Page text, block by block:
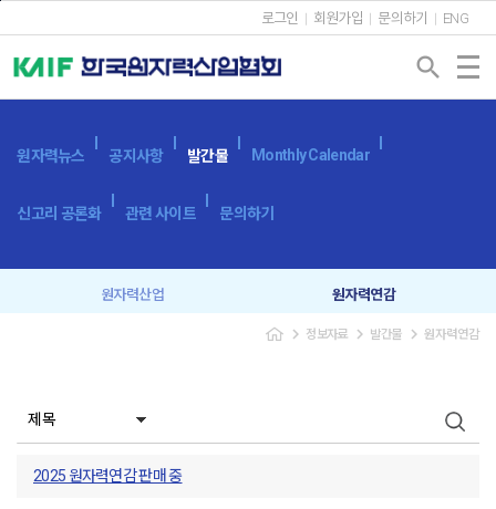
로그인 회원가입 문의하기 ENG
search
원자력뉴스 공지사항 발간물 Monthly Calendar
신고리 공론화 관련 사이트 문의하기
원자력산업 원자력연감
광고 신청
navigate_next 정보자료 navigate_next 발간물 navigate_next 원자력연감
2025 원자력연감 판매 중